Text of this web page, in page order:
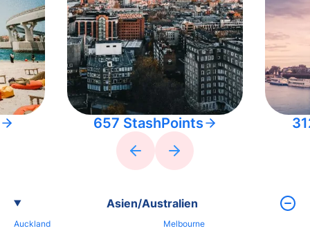
657 StashPoints
Asien/Australien
Auckland
Melbourne